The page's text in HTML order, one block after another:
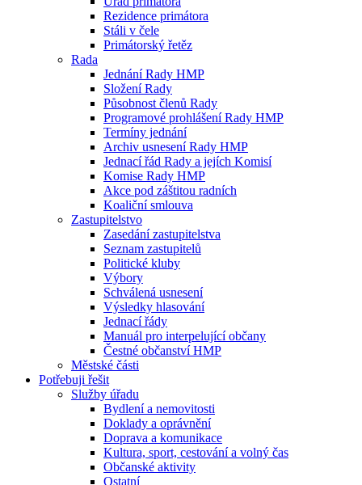
Rezidence primátora
Stáli v čele
Primátorský řetěz
Rada
Jednání Rady HMP
Složení Rady
Působnost členů Rady
Programové prohlášení Rady HMP
Termíny jednání
Archiv usnesení Rady HMP
Jednací řád Rady a jejích Komisí
Komise Rady HMP
Akce pod záštitou radních
Koaliční smlouva
Zastupitelstvo
Zasedání zastupitelstva
Seznam zastupitelů
Politické kluby
Výbory
Schválená usnesení
Výsledky hlasování
Jednací řády
Manuál pro interpelující občany
Čestné občanství HMP
Městské části
Potřebuji řešit
Služby úřadu
Bydlení a nemovitosti
Doklady a oprávnění
Doprava a komunikace
Kultura, sport, cestování a volný čas
Občanské aktivity
Ostatní